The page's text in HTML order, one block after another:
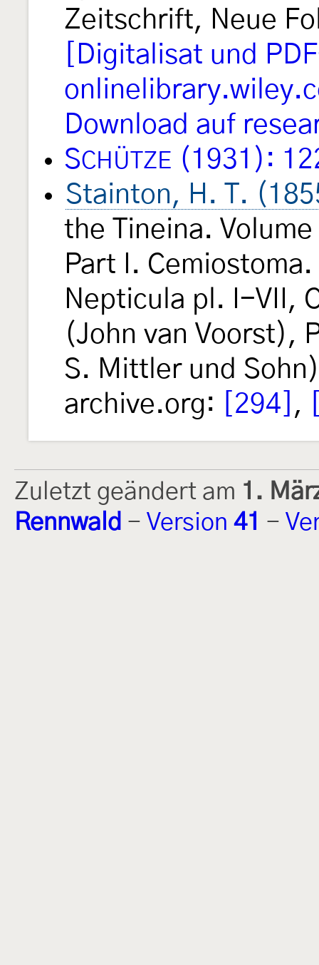
Zeitschrift, Neue
[Digitalisat und
Download auf
SCHÜTZE (1931):
Stainton, H. T.
the Tineina.
Part I.
Nepticula pl. I-VII,
(John van Voorst),
S. Mittler und
archive.org:
[294] ,
Zuletzt geändert am 1.
Rennwald - Version 41 -